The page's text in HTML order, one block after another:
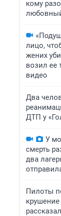
кому
лицо,
жених
возил ее
видео
Два
ДТП у
У
смерть
два
Пилоты